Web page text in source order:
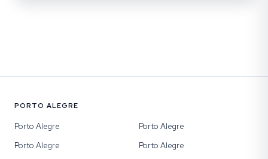
PORTO ALEGRE
Porto Alegre
Porto Alegre
Porto Alegre
Porto Alegre